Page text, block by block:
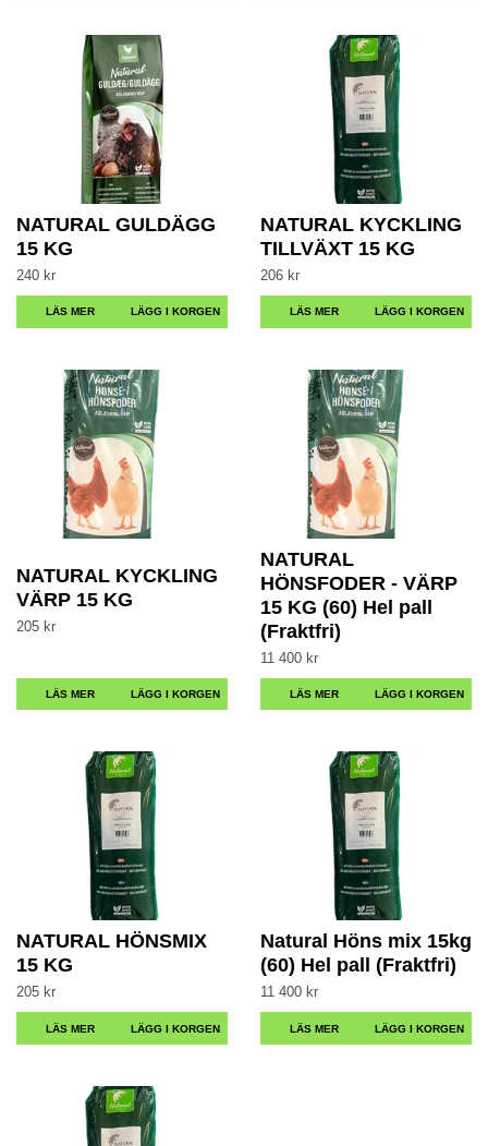
NATURAL GULDÄGG
15 KG
240 kr
LÄS MER
NATURAL KYCKLING
TILLVÄXT 15 KG
206 kr
LÄS MER
NATURAL KYCKLING
VÄRP 15 KG
205 kr
LÄS MER
NATURAL
HÖNSFODER - VÄRP
15 KG (60) Hel pall
(Fraktfri)
11 400 kr
LÄS MER
NATURAL HÖNSMIX
15 KG
205 kr
LÄS MER
Natural Höns mix 15kg
(60) Hel pall (Fraktfri)
11 400 kr
LÄS MER